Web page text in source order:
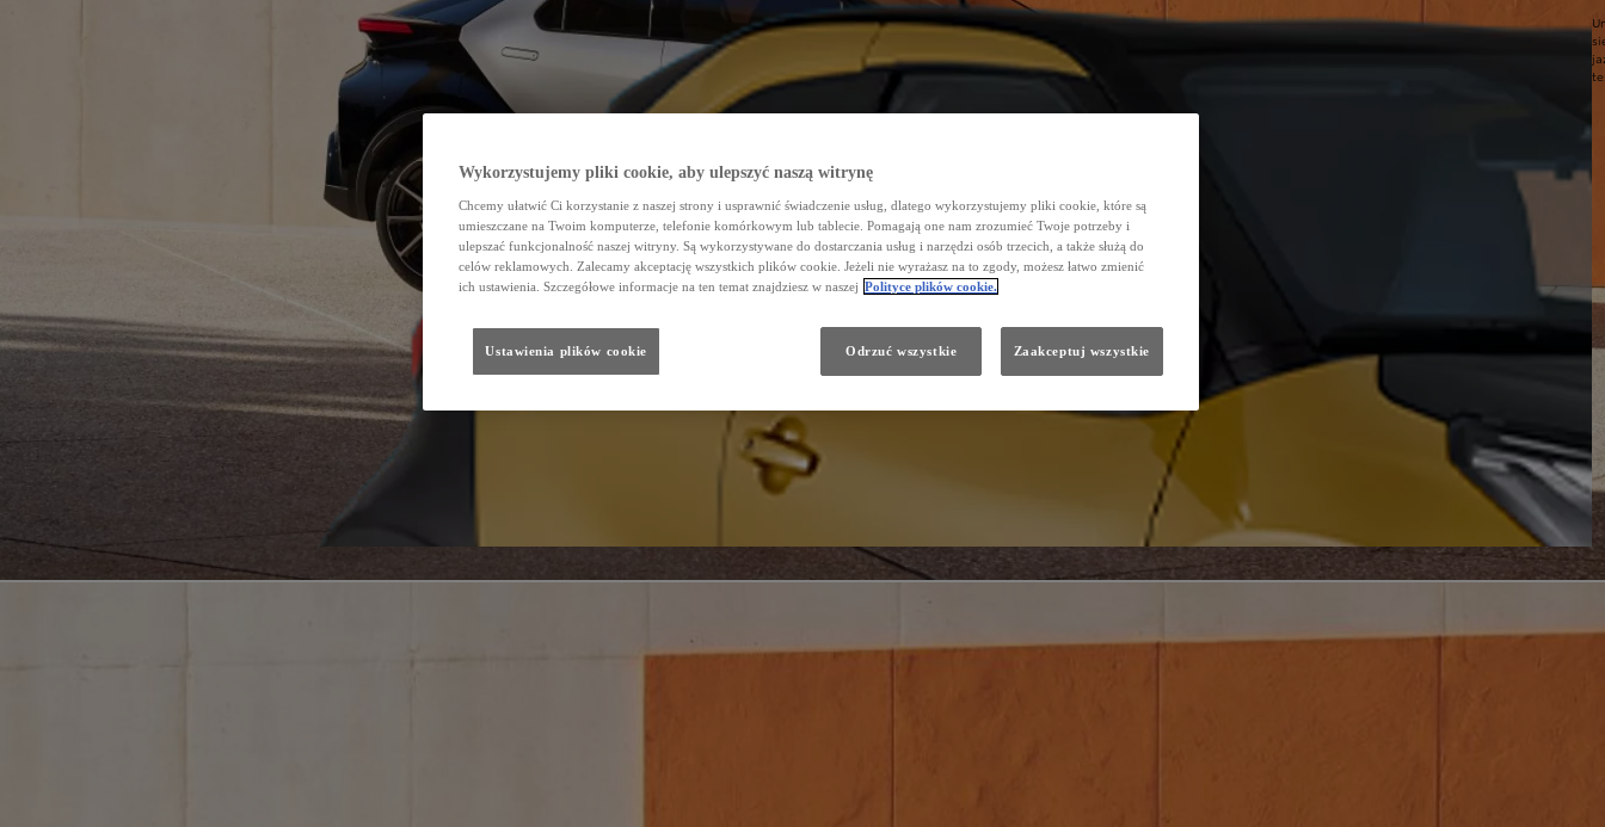
Wykorzystujemy pliki cookie, aby ulepszyć naszą witrynę
Chcemy ułatwić Ci korzystanie z naszej strony i usprawnić świadczenie usług, dlatego wykorzystujemy pliki cookie, które są
umieszczane na Twoim komputerze, telefonie komórkowym lub tablecie. Pomagają one nam zrozumieć Twoje potrzeby i
ulepszać funkcjonalność naszej witryny. Są wykorzystywane do dostarczania usług i narzędzi osób trzecich, a także służą do
celów reklamowych. Zalecamy akceptację wszystkich plików cookie. Jeżeli nie wyrażasz na to zgody, możesz łatwo zmienić
ich ustawienia. Szczegółowe informacje na ten temat znajdziesz w naszej Polityce plików cookie.
Ustawienia plików cookie Odrzuć wszystkie Zaakceptuj wszystkie